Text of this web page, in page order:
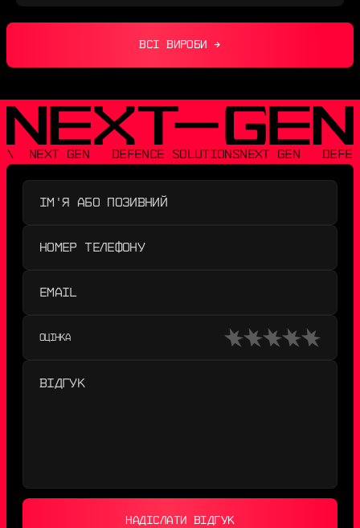
ВСІ ВИРОБИ →
\  NEXT GEN   DEFENCE SOLUTIONSNEXT GEN
ОЦІНКА
НАДІСЛАТИ ВІДГУК